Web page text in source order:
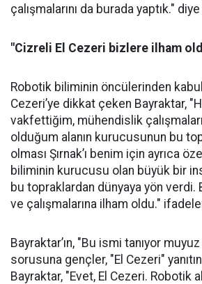
çalışmalarını da burada yaptık."
"Cizreli El Cezeri bizlere ilham
Robotik biliminin öncülerinden
Cezeri’ye dikkat çeken Bayraktar,
vakfettiğim, mühendislik
olduğum alanın kurucusunun bu
olması Şırnak’ı benim için ayrıca
biliminin kurucusu olan büyük bir
bu topraklardan dünyaya yön verdi.
ve çalışmalarına ilham oldu."
Bayraktar’ın, "Bu ismi tanıyor
sorusuna gençler, "El Cezeri"
Bayraktar, "Evet, El Cezeri. Robotik